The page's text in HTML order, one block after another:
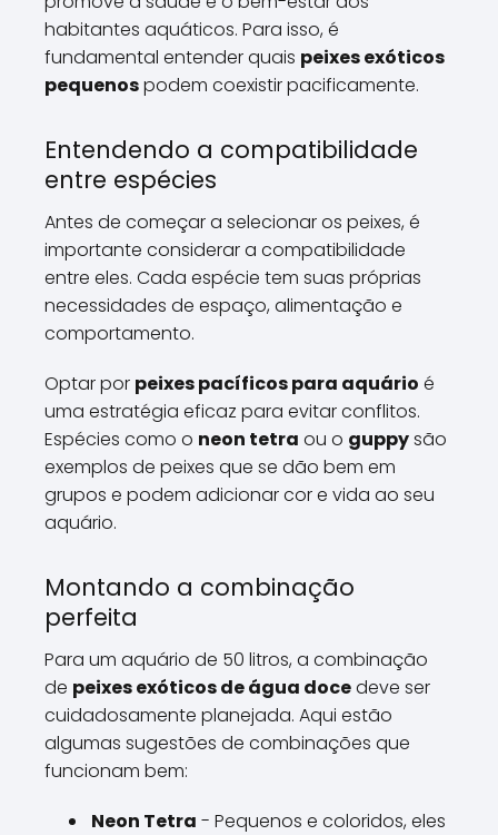
habitantes aquáticos. Para isso, é
fundamental entender quais peixes exóticos
pequenospodem coexistir pacificamente.
Entendendo a compatibilidade
entre espécies
Antes de começar a selecionar os peixes, é
importante considerar a compatibilidade
entre eles. Cada espécie tem suas próprias
necessidades de espaço, alimentação e
comportamento.
Optar por peixes pacíficos para aquário é
uma estratégia eficaz para evitar conflitos.
Espécies como o neon tetra ou o guppysão
exemplos de peixes que se dão bem em
grupos e podem adicionar cor e vida ao seu
aquário.
Montando a combinação
perfeita
Para um aquário de 50 litros, a combinação
de peixes exóticos de água docedeve ser
cuidadosamente planejada. Aqui estão
algumas sugestões de combinações que
funcionam bem:
Neon Tetra - Pequenos e coloridos, eles